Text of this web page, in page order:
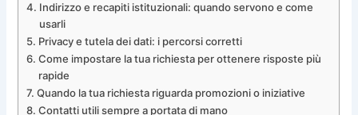
Indirizzo e recapiti istituzionali: quando servono e come
usarli
Privacy e tutela dei dati: i percorsi corretti
Come impostare la tua richiesta per ottenere risposte più
rapide
Quando la tua richiesta riguarda promozioni o iniziative
Contatti utili sempre a portata di mano